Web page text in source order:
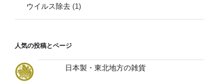
ウイルス除去 (1)
人気の投稿とページ
日本製・東北地方の雑貨